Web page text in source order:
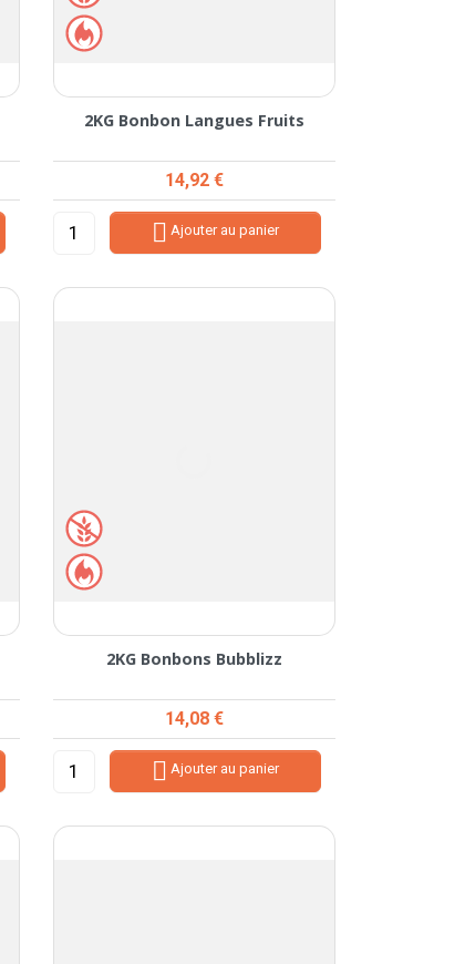
2KG Bonbon Langues Fruits
Prix
14,92 €
 Ajouter au panier
2KG Bonbons Bubblizz
Prix
14,08 €
 Ajouter au panier